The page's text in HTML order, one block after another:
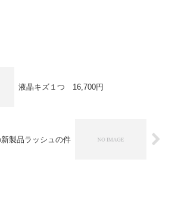
液晶キズ１つ 16,700円
製品ラッシュの件